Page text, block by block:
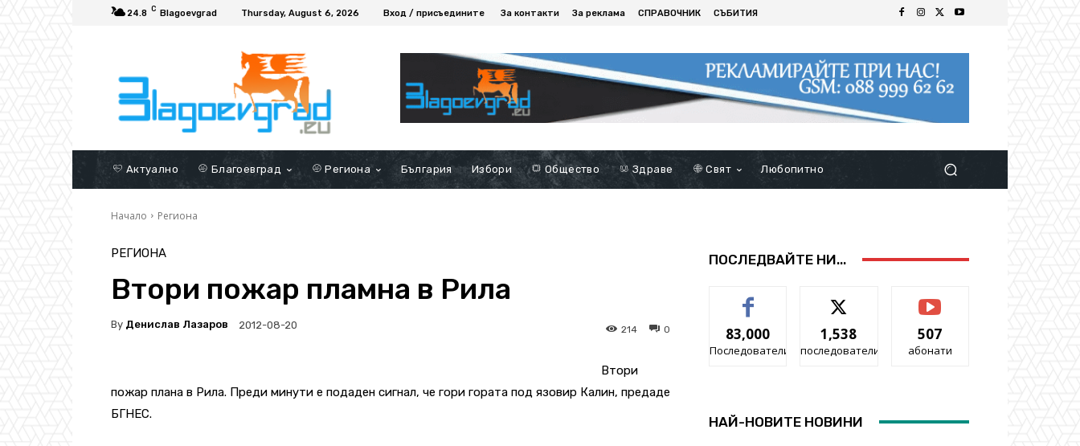
24.8 C Blagoevgrad Thursday, August 6, 2026 Вход / присъедините За контакти За реклама СПРАВОЧНИК СЪБИТИЯ
Актуално Благоевград Региона България Избори Общество Здраве Свят Любопитно
Начало Региона
РЕГИОНА
Втори пожар пламна в Рила
By Денислав Лазаров 2012-08-20 0
214
Втори
пожар плана в Рила. Преди минути е подаден сигнал, че гори гората под язовир Калин, предаде
БГНЕС.
ПОСЛЕДВАЙТЕ НИ...
83,000
Последователи
1,538
последователи
507
абонати
НАЙ-НОВИТЕ НОВИНИ